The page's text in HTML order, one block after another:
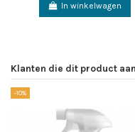
In winkelwagen
Klanten die dit product
-10%